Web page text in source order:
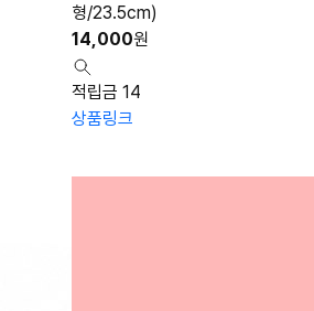
형/23.5cm)
14,000원
적립금 14
상품링크